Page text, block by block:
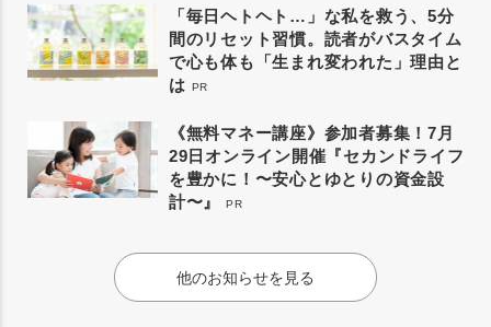
「毎日ヘトヘト…」な私を救う、5分
間のリセット習慣。読者がバスタイム
で心も体も「生まれ変われた」理由と
は PR
《無料マネー講座》参加者募集！7月
29日オンライン開催『セカンドライフ
を豊かに！〜安心とゆとりの資金設
計〜』
PR
他のお知らせを見る